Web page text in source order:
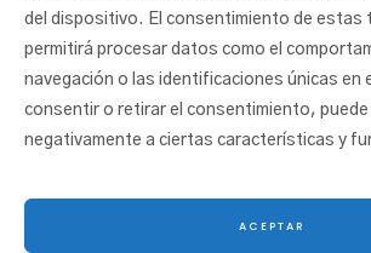
del dispositivo. El consentimiento de estas
permitirá procesar datos como el
navegación o las identificaciones únicas en
consentir o retirar el consentimiento,
negativamente a ciertas características y
ACEPTAR